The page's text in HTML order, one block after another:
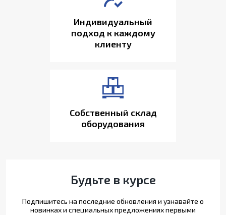
Индивидуальный
подход к каждому
клиенту
Собственный склад
оборудования
Будьте в курсе
Подпишитесь на последние обновления и узнавайте о
новинках и специальных предложениях первыми